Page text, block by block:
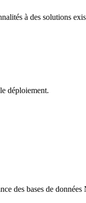
à des solutions
déploiement.
des bases de